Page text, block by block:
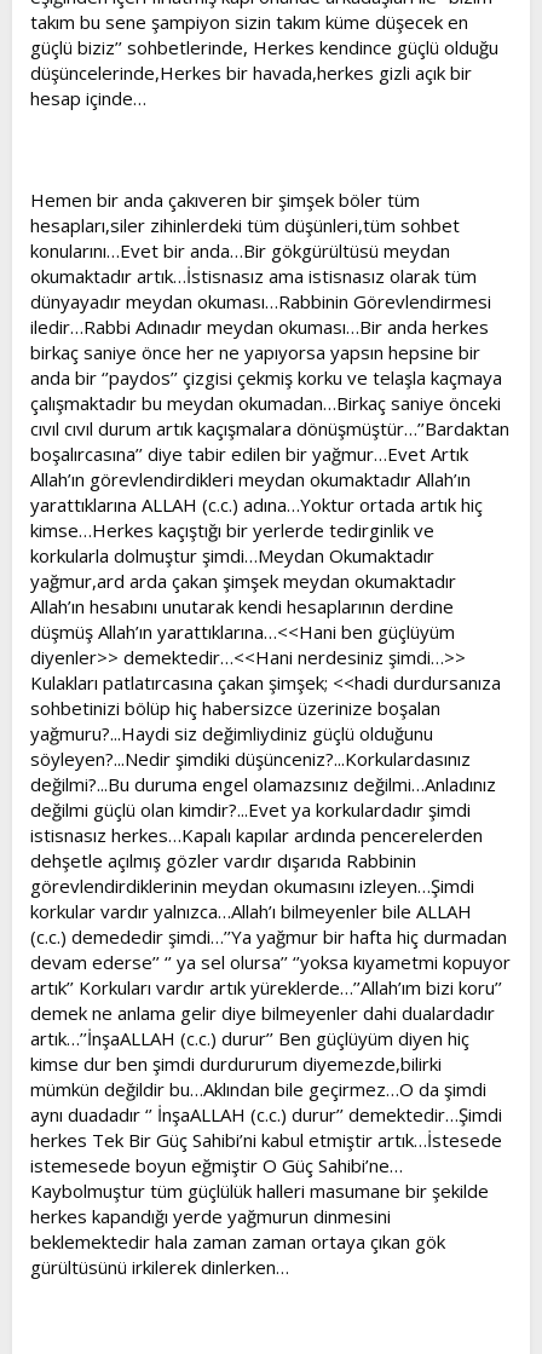
takım bu sene şampiyon sizin takım küme düşecek en
güçlü biziz’’ sohbetlerinde, Herkes kendince güçlü olduğu
düşüncelerinde,Herkes bir havada,herkes gizli açık bir
hesap içinde…
Hemen bir anda çakıveren bir şimşek böler tüm
hesapları,siler zihinlerdeki tüm düşünleri,tüm sohbet
konularını…Evet bir anda…Bir gökgürültüsü meydan
okumaktadır artık…İstisnasız ama istisnasız olarak tüm
dünyayadır meydan okuması…Rabbinin Görevlendirmesi
iledir…Rabbi Adınadır meydan okuması…Bir anda herkes
birkaç saniye önce her ne yapıyorsa yapsın hepsine bir
anda bir ‘’paydos’’ çizgisi çekmiş korku ve telaşla kaçmaya
çalışmaktadır bu meydan okumadan…Birkaç saniye önceki
cıvıl cıvıl durum artık kaçışmalara dönüşmüştür…’’Bardaktan
boşalırcasına’’ diye tabir edilen bir yağmur…Evet Artık
Allah’ın görevlendirdikleri meydan okumaktadır Allah’ın
yarattıklarına ALLAH (c.c.) adına…Yoktur ortada artık hiç
kimse…Herkes kaçıştığı bir yerlerde tedirginlik ve
korkularla dolmuştur şimdi…Meydan Okumaktadır
yağmur,ard arda çakan şimşek meydan okumaktadır
Allah’ın hesabını unutarak kendi hesaplarının derdine
düşmüş Allah’ın yarattıklarına…<<Hani ben güçlüyüm
diyenler>> demektedir…<<Hani nerdesiniz şimdi…>>
Kulakları patlatırcasına çakan şimşek; <<hadi durdursanıza
sohbetinizi bölüp hiç habersizce üzerinize boşalan
yağmuru?...Haydi siz değimliydiniz güçlü olduğunu
söyleyen?...Nedir şimdiki düşünceniz?...Korkulardasınız
değilmi?...Bu duruma engel olamazsınız değilmi…Anladınız
değilmi güçlü olan kimdir?...Evet ya korkulardadır şimdi
istisnasız herkes…Kapalı kapılar ardında pencerelerden
dehşetle açılmış gözler vardır dışarıda Rabbinin
görevlendirdiklerinin meydan okumasını izleyen…Şimdi
korkular vardır yalnızca…Allah’ı bilmeyenler bile ALLAH
(c.c.) demededir şimdi…’’Ya yağmur bir hafta hiç durmadan
devam ederse’’ ‘’ ya sel olursa’’ ‘’yoksa kıyametmi kopuyor
artık’’ Korkuları vardır artık yüreklerde…’’Allah’ım bizi koru’’
demek ne anlama gelir diye bilmeyenler dahi dualardadır
artık…’’İnşaALLAH (c.c.) durur’’ Ben güçlüyüm diyen hiç
kimse dur ben şimdi durdururum diyemezde,bilirki
mümkün değildir bu…Aklından bile geçirmez…O da şimdi
aynı duadadır ‘’ İnşaALLAH (c.c.) durur’’ demektedir…Şimdi
herkes Tek Bir Güç Sahibi’ni kabul etmiştir artık…İstesede
istemesede boyun eğmiştir O Güç Sahibi’ne…
Kaybolmuştur tüm güçlülük halleri masumane bir şekilde
herkes kapandığı yerde yağmurun dinmesini
beklemektedir hala zaman zaman ortaya çıkan gök
gürültüsünü irkilerek dinlerken…